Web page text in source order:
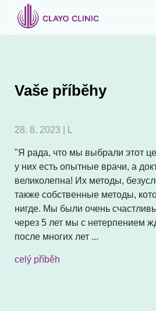
Vaše příběhy
28. 8. 2023 | L
"Я рада, что мы выбрали этот
у них есть опытные врачи, а
великолепна! Их методы,
также собственные методы,
нигде. Мы были очень
через 5 лет мы с нетерпением
после многих лет ...
celý příběh